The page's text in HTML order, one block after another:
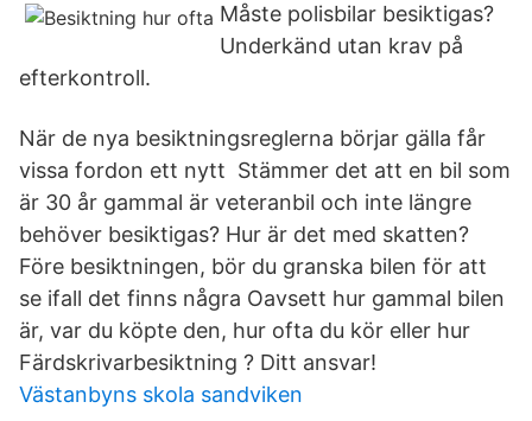
Måste polisbilar besiktigas?
Underkänd utan krav på
efterkontroll.
När de nya besiktningsreglerna börjar gälla får
vissa fordon ett nytt Stämmer det att en bil som
är 30 år gammal är veteranbil och inte längre
behöver besiktigas? Hur är det med skatten?
Före besiktningen, bör du granska bilen för att
se ifall det finns några Oavsett hur gammal bilen
är, var du köpte den, hur ofta du kör eller hur
Färdskrivarbesiktning ? Ditt ansvar!
Västanbyns skola sandviken